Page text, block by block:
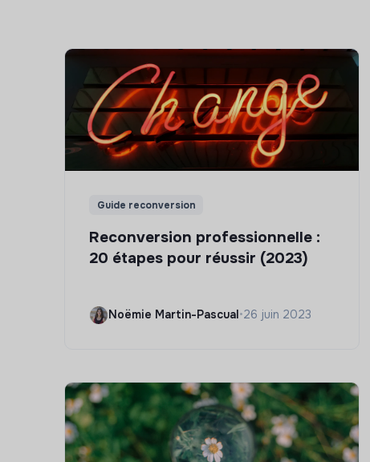
Guide reconversion
Reconversion professionnelle :
20 étapes pour réussir (2023)
Noëmie Martin-Pascual•26 juin 2023